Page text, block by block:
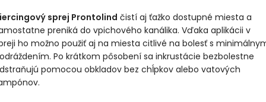
sprej Prontolind čistí aj ťažko dostupné miesta a
preniká do vpichového kanálika. Vďaka aplikácii v
ho možno použiť aj na miesta citlivé na bolesť s
Po krátkom pôsobení sa inkrustácie bezbolestne
pomocou obkladov bez chĺpkov alebo vatových